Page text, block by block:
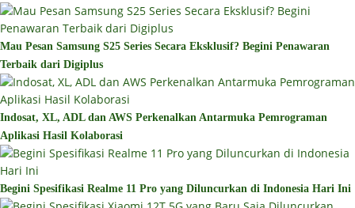
Mau Pesan Samsung S25 Series Secara Eksklusif? Begini Penawaran
Terbaik dari Digiplus
Indosat, XL, ADL dan AWS Perkenalkan Antarmuka Pemrograman
Aplikasi Hasil Kolaborasi
Begini Spesifikasi Realme 11 Pro yang Diluncurkan di Indonesia Hari Ini